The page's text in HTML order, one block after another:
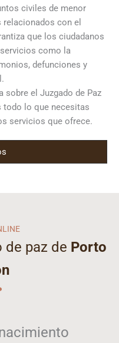
civiles de menor
con el
que los ciudadanos
como la
defunciones y
el Juzgado de Paz
todo lo que necesitas
servicios que ofrece.
de paz de Porto